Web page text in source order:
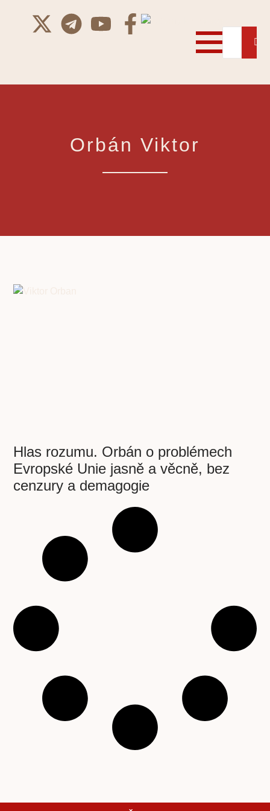
Orbán Viktor
Hlas rozumu. Orbán o problémech
Evropské Unie jasně a věcně, bez
cenzury a demagogie